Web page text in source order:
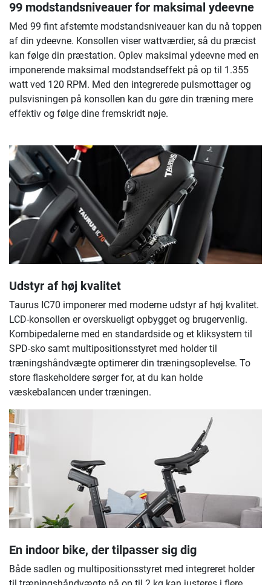
99 modstandsniveauer for maksimal ydeevne
Med 99 fint afstemte modstandsniveauer kan du nå toppen
af din ydeevne. Konsollen viser wattværdier, så du præcist
kan følge din præstation. Oplev maksimal ydeevne med en
imponerende maksimal modstandseffekt på op til 1.355
watt ved 120 RPM. Med den integrerede pulsmottager og
pulsvisningen på konsollen kan du gøre din træning mere
effektiv og følge dine fremskridt nøje.
Udstyr af høj kvalitet
Taurus IC70 imponerer med moderne udstyr af høj kvalitet.
LCD-konsollen er overskueligt opbygget og brugervenlig.
Kombipedalerne med en standardside og et kliksystem til
SPD-sko samt multipositionsstyret med holder til
træningshåndvægte optimerer din træningsoplevelse. To
store flaskeholdere sørger for, at du kan holde
væskebalancen under træningen.
En indoor bike, der tilpasser sig dig
Både sadlen og multipositionsstyret med integreret holder